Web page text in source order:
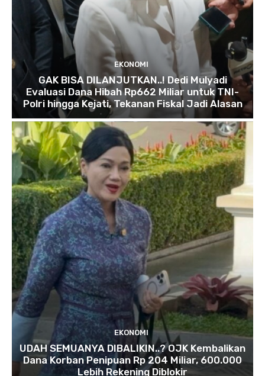
EKONOMI
GAK BISA DILANJUTKAN..! Dedi Mulyadi
Evaluasi Dana Hibah Rp662 Miliar untuk TNI-
Polri hingga Kejati, Tekanan Fiskal Jadi Alasan
EKONOMI
UDAH SEMUANYA DIBALIKIN..? OJK Kembalikan
Dana Korban Penipuan Rp 204 Miliar, 600.000
Lebih Rekening Diblokir